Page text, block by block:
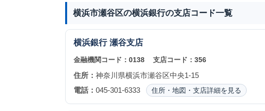
横浜市瀬谷区の横浜銀行の支店コード一覧
横浜銀行 瀬谷支店
金融機関コード： 0138 支店コード： 356
住所： 神奈川県横浜市瀬谷区中央1-15
電話： 045-301-6333 住所・地図・支店詳細を見る